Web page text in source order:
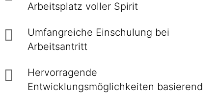
Arbeitsplatz voller Spirit
Umfangreiche Einschulung bei
Arbeitsantritt
Hervorragende
Entwicklungsmöglichkeiten basierend